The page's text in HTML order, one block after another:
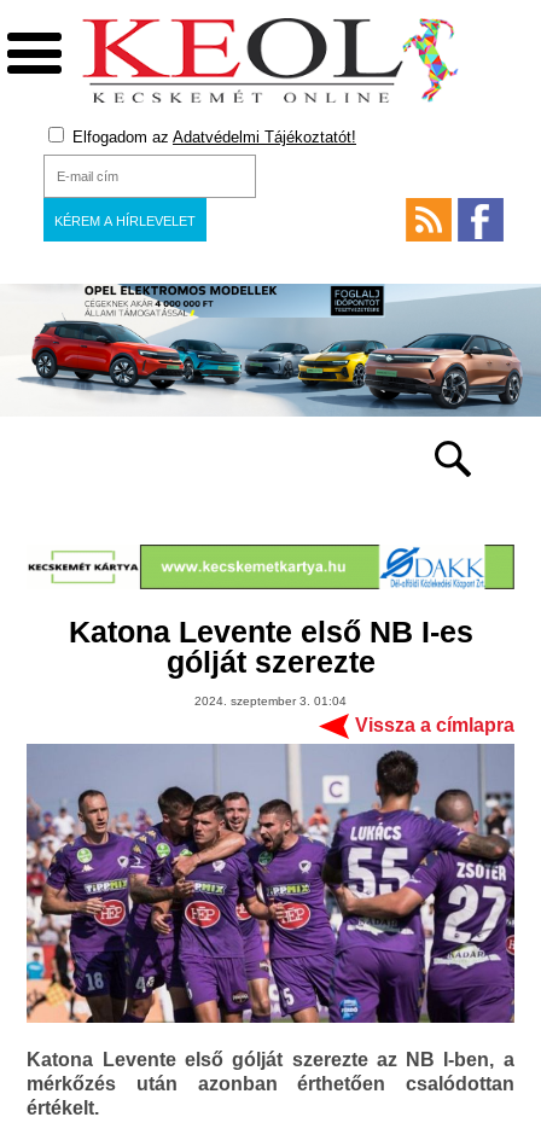
Elfogadom az Adatvédelmi Tájékoztatót!
Katona Levente első NB I-es
gólját szerezte
2024. szeptember 3. 01:04
Vissza a címlapra
Katona Levente első gólját szerezte az NB I-ben, a
mérkőzés után azonban érthetően csalódottan
értékelt.